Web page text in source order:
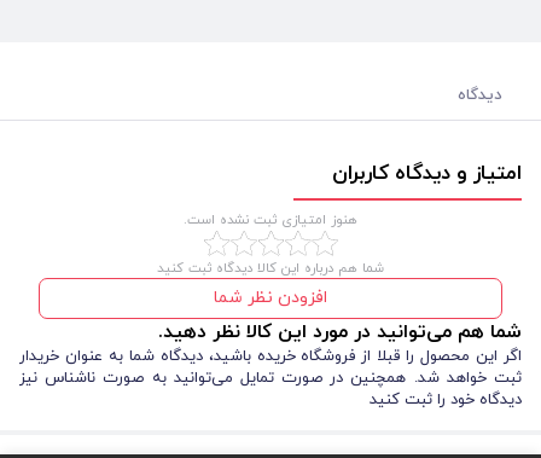
دیدگاه
امتیاز و دیدگاه کاربران
هنوز امتیازی ثبت نشده است.
شما هم درباره این کالا دیدگاه ثبت کنید
افزودن نظر شما
شما هم می‌توانید در مورد این کالا نظر دهید.
اگر این محصول را قبلا از فروشگاه خریده باشید، دیدگاه شما به عنوان خریدار
ثبت خواهد شد. همچنین در صورت تمایل می‌توانید به صورت ناشناس نیز
دیدگاه خود را ثبت کنید